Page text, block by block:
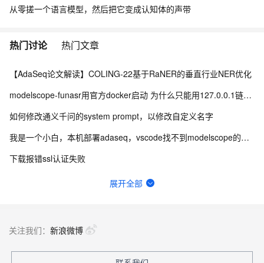
从零搓一个语言模型，然后把它变成认知体的声带
热门讨论 热门文章
【AdaSeq论文解读】COLING-22基于RaNER的垂直行业NER优化
modelscope-funasr用官方docker启动 为什么只能用127.0.0.1链接wss？
如何修改通义千问的system prompt，以修改自定义名字
我是一个小白，本机部署adaseq，vscode找不到modelscope的module
下载报错ssl认证失败
sapce-t 训练模型导出和使用展开全部
关注我们： 新浪微博